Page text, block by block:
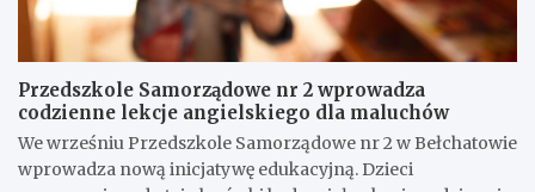
Przedszkole Samorządowe nr 2 wprowadza
codzienne lekcje angielskiego dla maluchów
We wrześniu Przedszkole Samorządowe nr 2 w Bełchatowie
wprowadza nową inicjatywę edukacyjną. Dzieci